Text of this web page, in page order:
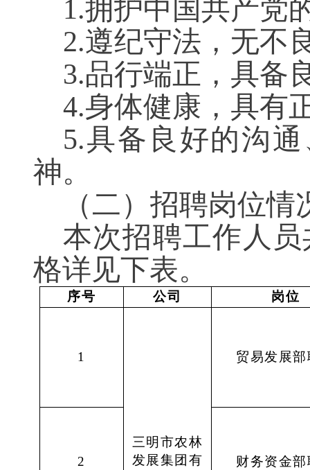
1.拥护中国共产党
2.遵纪守法，无不
3.品行端正，具备
4.身体健康，具有
5.具备良好的沟
神。
（二） 招聘岗位情
本次招聘工作人员
格详见下表。
序号 公司 岗位
1
三明市农林
发展集团有
贸易发展
2 财务资金